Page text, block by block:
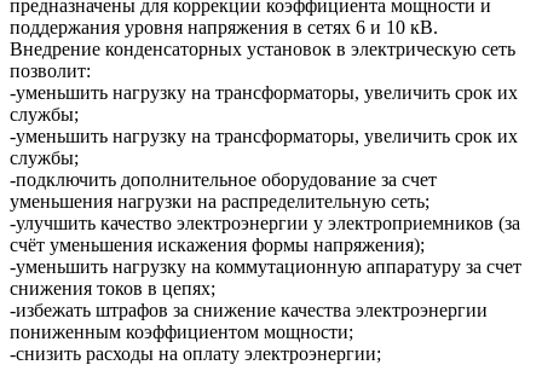
предназначены для коррекции коэффициента мощности и
поддержания уровня напряжения в сетях 6 и 10 кВ.
Внедрение конденсаторных установок в электрическую сеть
позволит:
-уменьшить нагрузку на трансформаторы, увеличить срок их
службы;
-уменьшить нагрузку на трансформаторы, увеличить срок их
службы;
-подключить дополнительное оборудование за счет
уменьшения нагрузки на распределительную сеть;
-улучшить качество электроэнергии у электроприемников (за
счёт уменьшения искажения формы напряжения);
-уменьшить нагрузку на коммутационную аппаратуру за счет
снижения токов в цепях;
-избежать штрафов за снижение качества электроэнергии
пониженным коэффициентом мощности;
-снизить расходы на оплату электроэнергии;